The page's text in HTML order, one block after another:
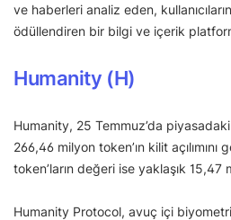
ve haberleri analiz eden,
ödüllendiren bir bilgi ve içerik
Humanity (H)
Humanity, 25 Temmuz’da piyasadaki
266,46 milyon token’ın kilit
token’ların değeri ise yaklaşık
Humanity Protocol, avuç içi